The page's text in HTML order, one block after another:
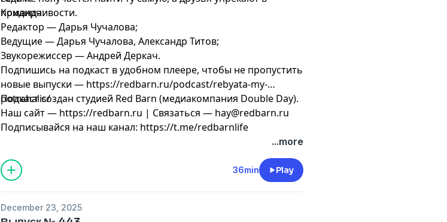
придирчивости.
Команда:
Редактор — Дарья Чучалова;
Ведущие — Дарья Чучалова, Александр Титов;
Звукорежиссер — Андрей Деркач.
Подпишись на подкаст в удобном плеере, чтобы не пропустить
новые выпуски — https://redbarn.ru/podcast/rebyata-my-
potrahalis/
Подкаст создан студией Red Barn (медиакомпания Double Day).
Наш сайт — https://redbarn.ru | Связаться — hay@redbarn.ru
Подписывайся на наш канал: https://t.me/redbarnlife
...more
36min Play
December 23, 2025